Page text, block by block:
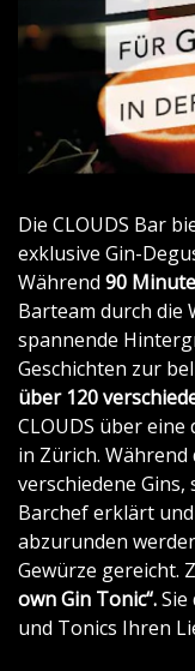
Die CLOUDS Bar
exklusive Gin-
Während 90
Barteam durch die
spannende
Geschichten zur
über 120
CLOUDS über
in Zürich.
verschiedene Gins,
Barchef erklärt
abzurunden
Gewürze gereicht.
own Gin Tonic“.
und Tonics Ihren